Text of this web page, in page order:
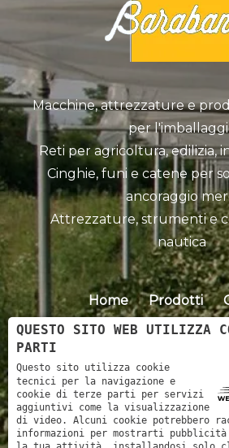
Macchine, attrezzature e
per
Reti per agricoltura, edilizia,
Cinghie, funi e catene per
ancoraggio
Attrezzature, strumenti e
nautica
Home Prodotti
Barabandi Cordami srl -
QUESTO SITO WEB UTILIZZA
PARTI
Questo sito utilizza cookie
tecnici per la navigazione e
cookie di terze parti per servizi
aggiuntivi come la visualizzazione
di video. Alcuni cookie potrebbero
informazioni per mostrarti